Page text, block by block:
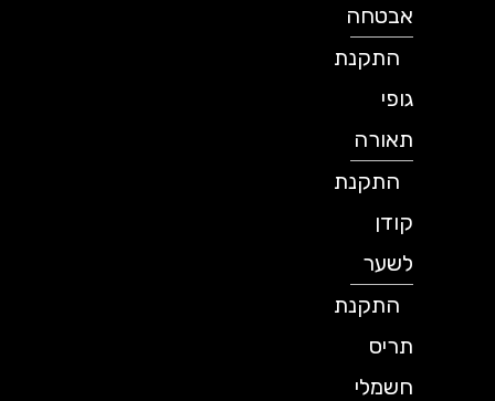
אבטחה
התקנת
תאורה
התקנת
לשער
התקנת
תריס
חשמלי